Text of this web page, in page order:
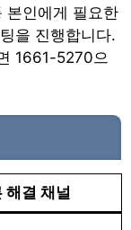
본인에게 필요한
을 진행합니다.
1661-5270으
해결 채널